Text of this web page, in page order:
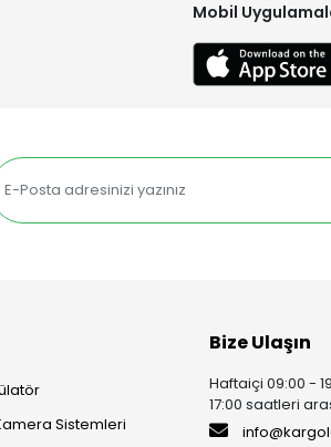
Mobil
Sistemleri
Bize Ulaşın
Haftaiçi 09:00 -
17:00 saatleri